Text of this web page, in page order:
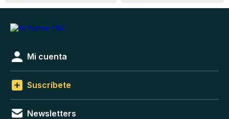
Mi cuenta
Suscríbete
Newsletters